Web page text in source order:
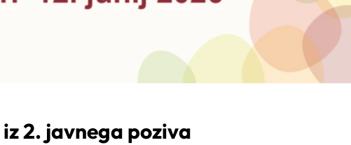
2. javnega poziva